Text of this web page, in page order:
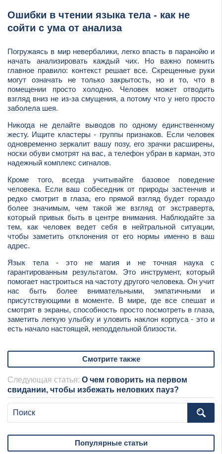
Ошибки в чтении языка тела - как не
сойти с ума от анализа
Погружаясь в мир невербалики, легко впасть в паранойю и
начать анализировать каждый чих. Но важно помнить
главное правило: контекст решает все. Скрещенные руки
могут означать не только закрытость, но и то, что в
помещении просто холодно. Человек может отводить
взгляд вниз не из-за смущения, а потому что у него просто
заболела шея.
Никогда не делайте выводов по одному единственному
жесту. Ищите кластеры - группы признаков. Если человек
одновременно зеркалит вашу позу, его зрачки расширены,
носки обуви смотрят на вас, а телефон убран в карман, это
надежный комплекс сигналов.
Кроме того, всегда учитывайте базовое поведение
человека. Если ваш собеседник от природы застенчив и
редко смотрит в глаза, его прямой взгляд будет гораздо
более значимым, чем такой же взгляд от экстраверта,
который привык быть в центре внимания. Наблюдайте за
тем, как человек ведет себя в нейтральной ситуации,
чтобы заметить отклонения от его нормы именно в ваш
адрес.
Язык тела - это не магия и не точная наука с
гарантированным результатом. Это инструмент, который
помогает настроиться на частоту другого человека. Он учит
нас быть более внимательными, эмпатичными и
присутствующими в моменте. В мире, где все спешат и
смотрят в экраны, способность просто посмотреть в глаза,
заметить легкую улыбку и уловить наклон корпуса - это и
есть начало настоящей, неподдельной близости.
Смотрите также
Следующая статья: О чем говорить на первом
свидании, чтобы избежать неловких пауз?
Популярные статьи